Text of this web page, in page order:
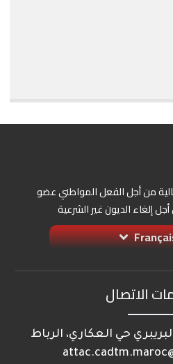
الاتصال
من أجل الفعل المواطني عضو
إلغاء الديون غير الشرعية